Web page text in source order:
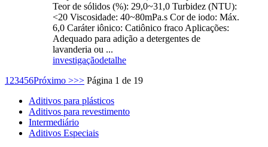
Teor de sólidos (%): 29,0~31,0 Turbidez (NTU):
<20 Viscosidade: 40~80mPa.s Cor de iodo: Máx.
6,0 Caráter iônico: Catiônico fraco Aplicações:
Adequado para adição a detergentes de
lavanderia ou ...
investigaçãodetalhe
1 23456Próximo >>> Página 1 de 19
Aditivos para plásticos
Aditivos para revestimento
Intermediário
Aditivos Especiais